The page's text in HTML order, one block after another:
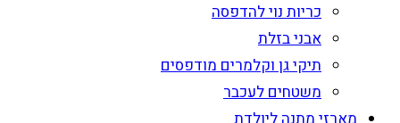
כריות נוי להדפסה
אבני בזלת
תיקי גן וקלמרים מודפסים
משטחים לעכבר